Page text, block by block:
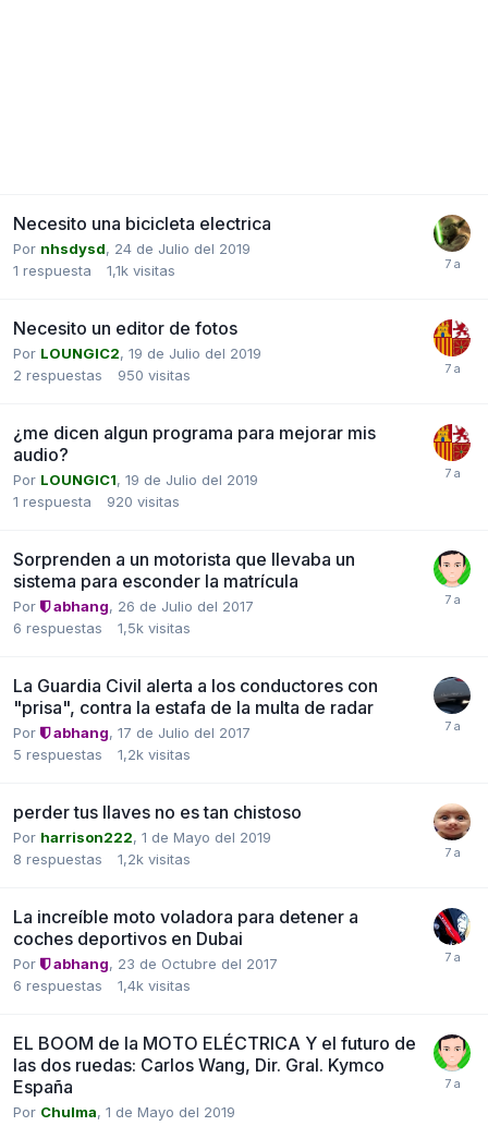
Necesito una bicicleta electrica
Por nhsdysd, 24 de Julio del 2019
1 respuesta 1,1k visitas
Necesito un editor de fotos
Por LOUNGIC2, 19 de Julio del 2019
2 respuestas 950 visitas
¿me dicen algun programa para mejorar mis
audio?
Por LOUNGIC1, 19 de Julio del 2019
1 respuesta 920 visitas
Sorprenden a un motorista que llevaba un
sistema para esconder la matrícula
Por abhang, 26 de Julio del 2017
6 respuestas 1,5k visitas
La Guardia Civil alerta a los conductores con
"prisa", contra la estafa de la multa de radar
Por abhang, 17 de Julio del 2017
5 respuestas 1,2k visitas
perder tus llaves no es tan chistoso
Por harrison222, 1 de Mayo del 2019
8 respuestas 1,2k visitas
La increíble moto voladora para detener a
coches deportivos en Dubai
Por abhang, 23 de Octubre del 2017
6 respuestas 1,4k visitas
EL BOOM de la MOTO ELÉCTRICA Y el futuro de
las dos ruedas: Carlos Wang, Dir. Gral. Kymco
España
Por Chulma, 1 de Mayo del 2019